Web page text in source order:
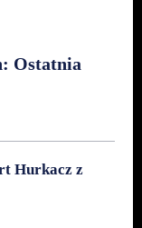
Ostatnia
Hurkacz z